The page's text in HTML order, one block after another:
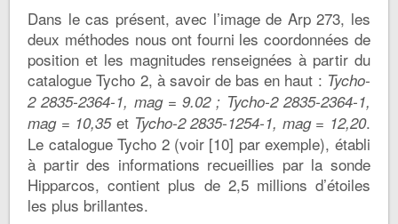
Dans le cas présent, avec l’image de Arp 273, les
deux méthodes nous ont fourni les coordonnées de
position et les magnitudes renseignées à partir du
catalogue Tycho 2, à savoir de bas en haut : Tycho-
2 2835-2364-1, mag = 9.02 ; Tycho-2 2835-2364-1,
mag = 10,35et Tycho-2 2835-1254-1, mag = 12,20.
Le catalogue Tycho 2 (voir [10] par exemple), établi
à partir des informations recueillies par la sonde
Hipparcos, contient plus de 2,5 millions d’étoiles
les plus brillantes.